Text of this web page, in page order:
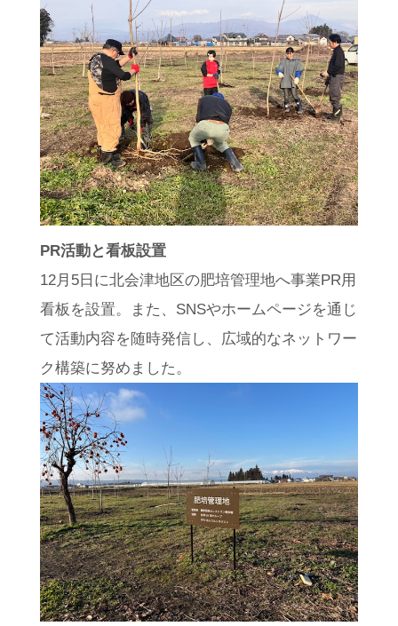
PR活動と看板設置
12月5日に北会津地区の肥培管理地へ事業PR用
看板を設置。また、SNSやホームページを通じ
て活動内容を随時発信し、広域的なネットワー
ク構築に努めました。